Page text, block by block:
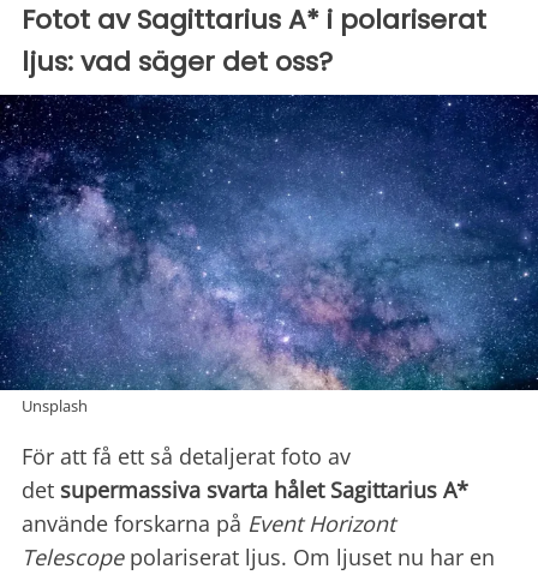
Fotot av Sagittarius A* i polariserat
ljus: vad säger det oss?
Unsplash
För att få ett så detaljerat foto av
det supermassiva svarta hålet Sagittarius A*
använde forskarna på Event Horizont
Telescopepolariserat ljus. Om ljuset nu har en